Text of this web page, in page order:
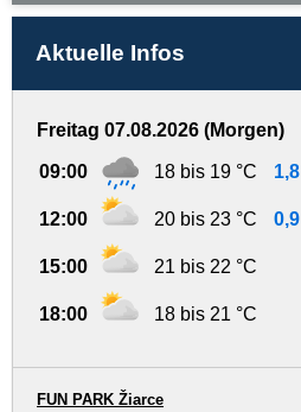
Aktuelle Infos
Freitag 07.08.2026 (Morgen)
09:00 18 bis 19 °C
12:00 20 bis 23 °C
15:00 21 bis 22 °C
18:00 18 bis 21 °C
FUN PARK Žiarce